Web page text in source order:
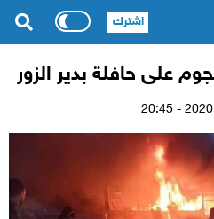
اشترك